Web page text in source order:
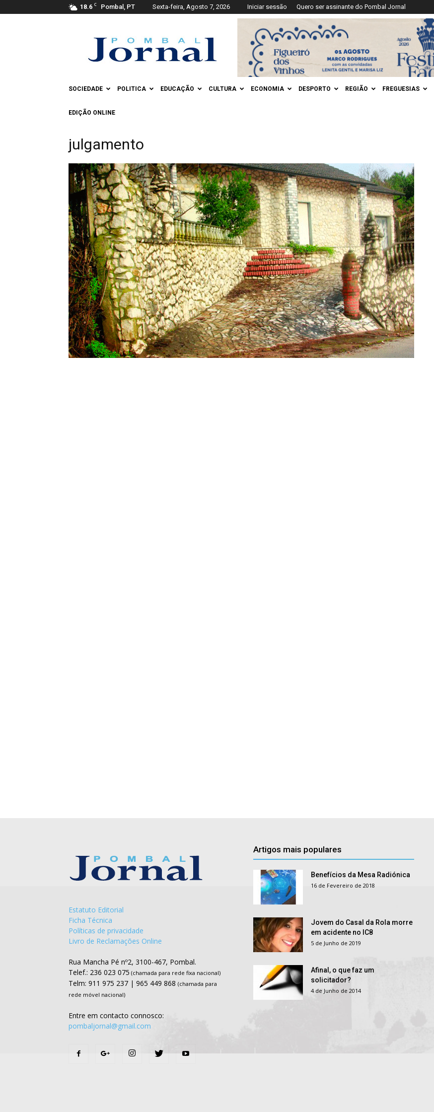
18.6 C Pombal, PT Sexta-feira, Agosto 7, 2026 Iniciar sessão Quero ser assinante do Pombal Jornal
Jornal
SOCIEDADE POLITICA EDUCAÇÃO CULTURA ECONOMIA DESPORTO REGIÃO FREGUESIAS
EDIÇÃO ONLINE
julgamento
Estatuto Editorial
Ficha Técnica
Políticas de privacidade
Livro de Reclamações Online
Rua Mancha Pé nº2, 3100-467, Pombal.
Telef.: 236 023 075 (chamada para rede fixa nacional)
Telm: 911 975 237 | 965 449 868 (chamada para
rede móvel nacional)
Entre em contacto connosco:
pombaljornal@gmail.com
Artigos mais populares
Benefícios da Mesa Radiónica
16 de Fevereiro de 2018
Jovem do Casal da Rola morre
em acidente no IC8
5 de Junho de 2019
Afinal, o que faz um
solicitador?
4 de Junho de 2014